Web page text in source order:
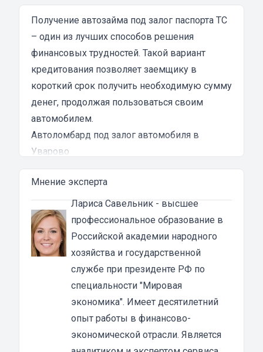
затянутым и занял много времени и усилий.
Никакого профессионализма и
Разочарование и раздражение - это все, что я
испытал в результате этого кредита...
Получение автозайма под залог паспорта ТС
– один из лучших способов решения
финансовых трудностей. Такой вариант
кредитования позволяет заемщику в
короткий срок получить необходимую сумму
денег, продолжая пользоваться своим
автомобилем.
Автоломбард под залог автомобиля в
Уварово
Автоломбард представляет собой кредитное
учреждение, которое выдает денежные
ссуды под залог паспорта ТС или самого
автомобиля. В роли актива в таком
ломбарде выступает машина. Сумма
автозайма зависит от марки, модели и
возраста автотранспорта. В каждом случае
она устанавливается индивидуально после
осмотра машины оценщиком и зависит от
вида кредита:
под залог ПТС {{ toponym_name }}– от 70 до
80% от рыночной стоимости машины;
Мнение эксперта
Лариса Савельник- высшее
профессиональное образование в
Российской академии народного
хозяйства и государственной
службе при президенте РФ по
специальности "Мировая
экономика". Имеет десятилетний
опыт работы в финансово-
экономической отрасли. Является